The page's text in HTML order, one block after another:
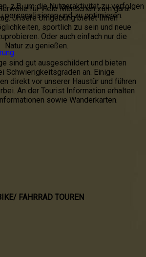
für viele Menschen zum ganz
Unsere Umgebung bietet Ihnen
sportlich zu sein und neue
Oder auch einfach nur die
Natur zu genießen.
sind gut ausgeschildert und bieten
Schwierigkeitsgraden an. Einige
direkt vor unserer Haustür und führen
An der Tourist Information erhalten
sowie Wanderkarten.
FAHRRAD TOUREN
z.B. um die Nutzeraktivität zu verfolgen
personalisieren und zu optimieren.